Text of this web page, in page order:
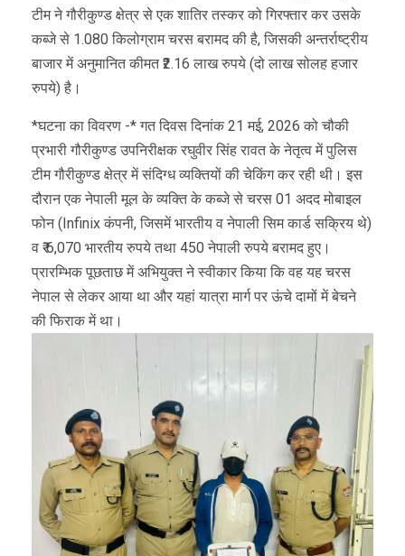
टीम ने गौरीकुण्ड क्षेत्र से एक शातिर तस्कर को गिरफ्तार कर उसके
कब्जे से 1.080 किलोग्राम चरस बरामद की है, जिसकी अन्तर्राष्ट्रीय
बाजार में अनुमानित कीमत ₹2.16 लाख रुपये (दो लाख सोलह हजार
रुपये) है।
*घटना का विवरण -* गत दिवस दिनांक 21 मई, 2026 को चौकी
प्रभारी गौरीकुण्ड उपनिरीक्षक रघुवीर सिंह रावत के नेतृत्व में पुलिस
टीम गौरीकुण्ड क्षेत्र में संदिग्ध व्यक्तियों की चेकिंग कर रही थी। इस
दौरान एक नेपाली मूल के व्यक्ति के कब्जे से चरस 01 अदद मोबाइल
फोन (Infinix कंपनी, जिसमें भारतीय व नेपाली सिम कार्ड सक्रिय थे)
व ₹ 6,070 भारतीय रुपये तथा 450 नेपाली रुपये बरामद हुए।
प्रारम्भिक पूछताछ में अभियुक्त ने स्वीकार किया कि वह यह चरस
नेपाल से लेकर आया था और यहां यात्रा मार्ग पर ऊंचे दामों में बेचने
की फिराक में था।